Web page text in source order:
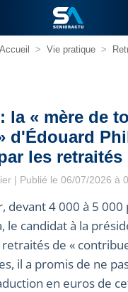
Accueil > Vie pratique >
la « mère de
d'Édouard
les retraités
| Publié le 06/07/2026 à
devant 4 000 à 5 000
le candidat à la
de «
il a promis de ne
en euros de